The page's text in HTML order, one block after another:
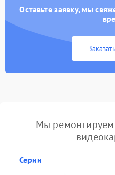
Оставьте заявку, мы
Мы
Серии